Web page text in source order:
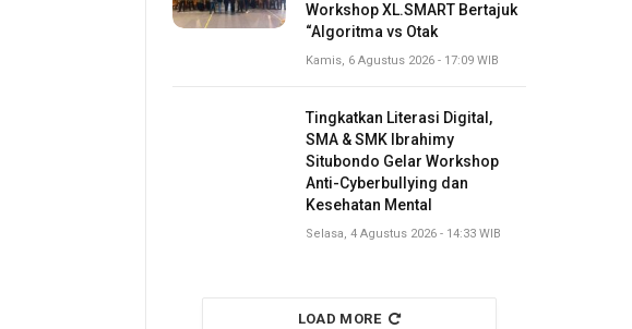
Workshop XL.SMART Bertajuk
“Algoritma vs Otak
Kamis, 6 Agustus 2026 - 17:09 WIB
Tingkatkan Literasi Digital,
SMA & SMK Ibrahimy
Situbondo Gelar Workshop
Anti-Cyberbullying dan
Kesehatan Mental
Selasa, 4 Agustus 2026 - 14:33 WIB
LOAD MORE